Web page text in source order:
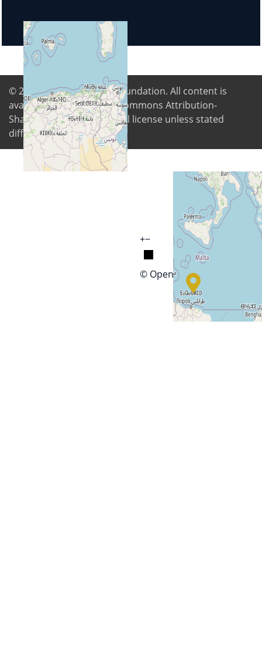
+−
© OpenStreetMap
© 2026Digital Freedom Foundation. All content is
available under Creative Commons Attribution-
ShareAlike 4.0 International license unless stated
differently